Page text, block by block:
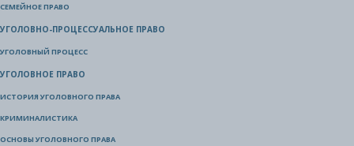
СЕМЕЙНОЕ ПРАВО
УГОЛОВНО-ПРОЦЕССУАЛЬНОЕ ПРАВО
УГОЛОВНЫЙ ПРОЦЕСС
УГОЛОВНОЕ ПРАВО
ИСТОРИЯ УГОЛОВНОГО ПРАВА
КРИМИНАЛИСТИКА
ОСНОВЫ УГОЛОВНОГО ПРАВА